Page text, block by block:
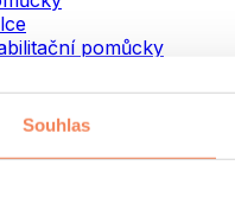
Souhlas
pomůcky